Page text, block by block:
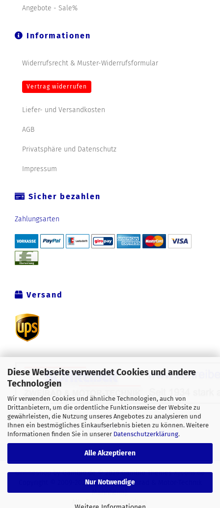
Diese Webseite verwendet Cookies und andere
Technologien
Wir verwenden Cookies und ähnliche Technologien, auch von
Drittanbietern, um die ordentliche Funktionsweise der Website zu
gewährleisten, die Nutzung unseres Angebotes zu analysieren und
Ihnen ein bestmögliches Einkaufserlebnis bieten zu können. Weitere
Informationen finden Sie in unserer Datenschutzerklärung.
Alle Akzeptieren
Nur Notwendige
Angebote - Sale%
Informationen
Widerrufsrecht & Muster-Widerrufsformular
Vertrag widerrufen
Liefer- und Versandkosten
AGB
Privatsphäre und Datenschutz
Impressum
Sicher bezahlen
Zahlungsarten
Versand
Alle Preise verstehen sich inklusive der gesetzlichen
Mehrwertsteuer, zzgl.Versandkostensoweit nicht anders
gekennzeichnet.
Onlineshopby Gambio.de © 2026 Gambio ThemesXycons.de
Copyright © 2009-2024 [Schreiber Zweirad & Motor-Technik
Mannheim].
Alle Rechte vorbehalten.